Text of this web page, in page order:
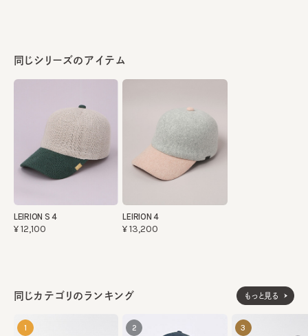
同じシリーズのアイテム
LEIRION S 4
¥12,100
LEIRION 4
¥13,200
同じカテゴリのランキング もっと見る
1 2 3